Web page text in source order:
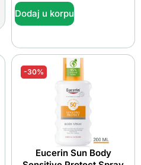
Dodaj u korpu
-30%
Eucerin Sun Body